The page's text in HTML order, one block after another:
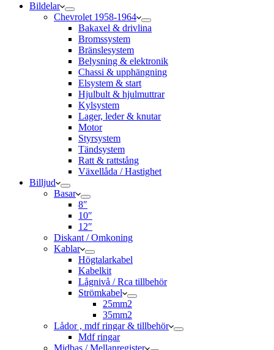
Bildelar
Chevrolet 1958-1964
Bakaxel & drivlina
Bromssystem
Bränslesystem
Belysning & elektronik
Chassi & upphängning
Elsystem & start
Hjulbult & hjulmuttrar
Kylsystem
Lager, leder & knutar
Motor
Styrsystem
Tändsystem
Ratt & rattstång
Växellåda / Hastighet
Billjud
Basar
8″
10″
12″
Diskant / Omkoning​
Kablar
Högtalarkabel
Kabelkit
Lågnivå / Rca tillbehör
Strömkabel
25mm2
35mm2
Lådor , mdf ringar & tillbehör
Mdf ringar
Midbas / Mellanregister